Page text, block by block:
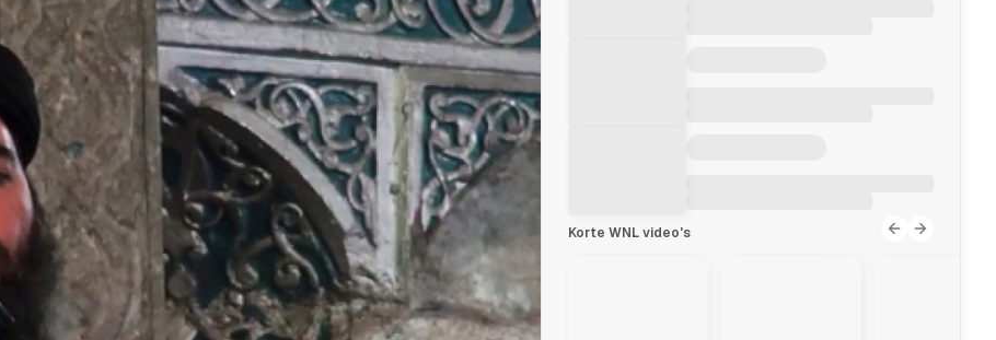
Klein
Standaard
Groot
Kopieer link
Korte WNL video's